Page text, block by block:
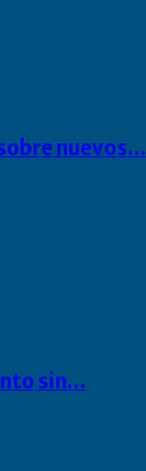
nuevos…
sin…